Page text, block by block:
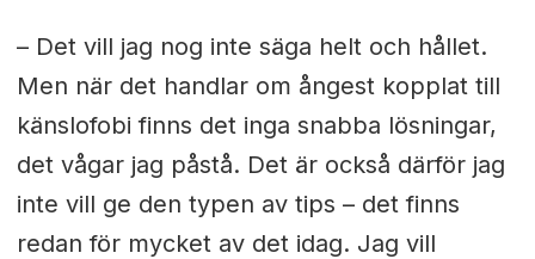
– Det vill jag nog inte säga helt och hållet.
Men när det handlar om ångest kopplat till
känslofobi finns det inga snabba lösningar,
det vågar jag påstå. Det är också därför jag
inte vill ge den typen av tips – det finns
redan för mycket av det idag. Jag vill